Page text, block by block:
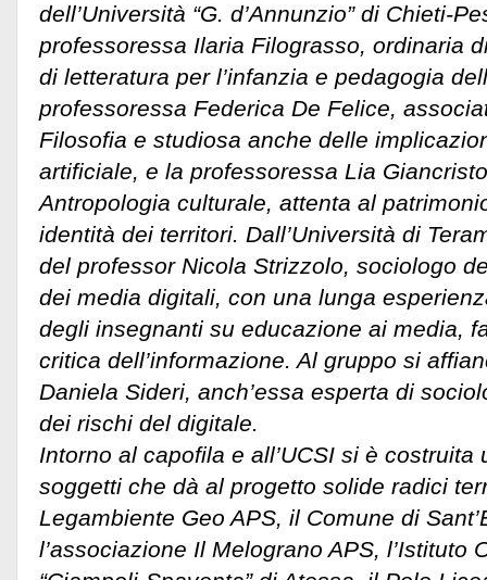
dell’Università “G. d’Annunzio” di Chieti-
professoressa Ilaria Filograsso, ordinaria
di letteratura per l’infanzia e pedagogia
professoressa Federica De Felice,
Filosofia e studiosa anche delle
artificiale, e la professoressa Lia
Antropologia culturale, attenta al
identità dei territori. Dall’Università di
del professor Nicola Strizzolo, sociologo
dei media digitali, con una lunga
degli insegnanti su educazione ai media,
critica dell’informazione. Al gruppo si
Daniela Sideri, anch’essa esperta di
dei rischi del digitale.
Intorno al capofila e all’UCSI si è costruita
soggetti che dà al progetto solide radici
Legambiente Geo APS, il Comune di
l’associazione Il Melograno APS, l’Istituto